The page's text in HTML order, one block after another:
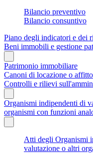
Bilancio preventivo
Bilancio consuntivo
Piano degli indicatori e dei
Beni immobili e gestione
Patrimonio immobiliare
Canoni di locazione o affitto
Controlli e rilievi
Organismi indipendenti di
organismi con funzioni
Atti degli Organismi
valutazione o altri